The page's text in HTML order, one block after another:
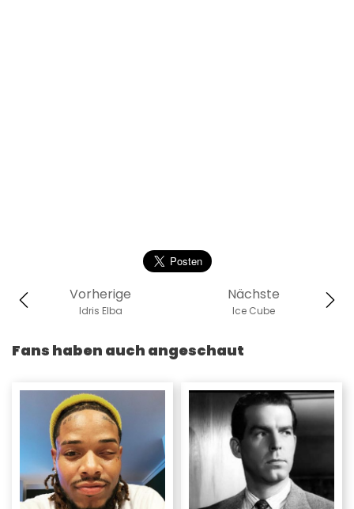
Nächste
Ice Cube
Vorherige
Idris Elba
Fans haben auch angeschaut